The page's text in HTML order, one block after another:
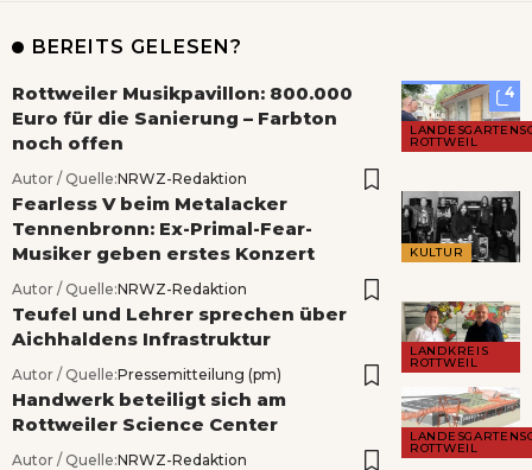
BEREITS GELESEN?
4
ROTTWEIL
Rottweiler Musikpavillon: 800.000
Euro für die Sanierung – Farbton
noch offen
Autor / Quelle:NRWZ-Redaktion
KULTUR
Fearless V beim Metalacker
Tennenbronn: Ex-Primal-Fear-
Musiker geben erstes Konzert
Autor / Quelle:NRWZ-Redaktion
LANDKREIS
ROTTWEIL
Teufel und Lehrer sprechen über
Aichhaldens Infrastruktur
Autor / Quelle:Pressemitteilung (pm)
ROTTWEIL
Handwerk beteiligt sich am
Rottweiler Science Center
Autor / Quelle:NRWZ-Redaktion